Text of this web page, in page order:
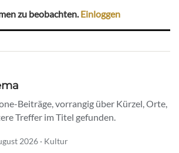
zu beobachten. Einloggen
Beiträge, vorrangig über Kürzel, Orte,
Treffer im Titel gefunden.
2026 · Kultur